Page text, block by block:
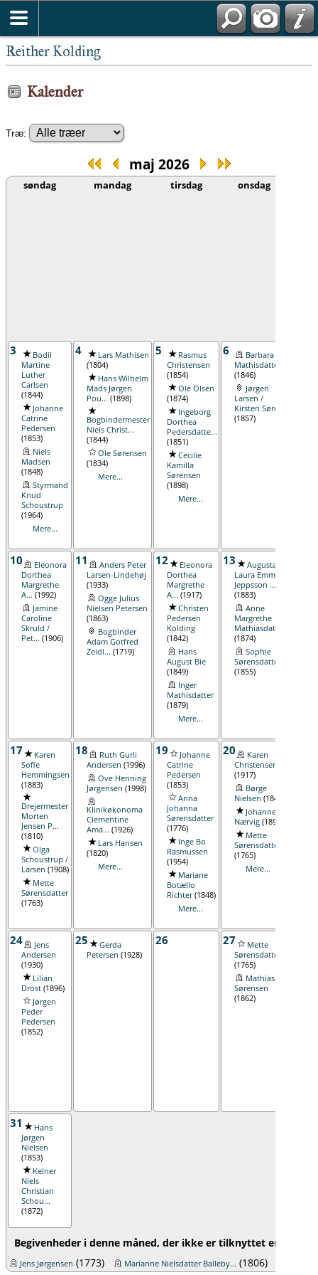
Kronborg Amtsstue, Fæsteprotokoller, 175
Reither Kolding
Kalender
Træ:
maj 2026
søndag mandag tirsdag onsdag
3
Bodil
Martine
Luther
Carlsen
(1844)
Johanne
Catrine
Pedersen
(1853)
Niels
Madsen
(1848)
Styrmand
Knud
Schoustrup
(1964)
Mere...
4
Lars Mathisen
(1804)
Hans Wilhelm
Mads Jørgen
Pou... (1898)
Bogbindermester
Niels Christ...
(1844)
Ole Sørensen
(1834)
Mere...
5
Rasmus
Christensen
(1854)
Ole Olsen
(1874)
Ingeborg
Dorthea
Pedersdatte...
(1851)
Cecilie
Kamilla
Sørensen
(1898)
Mere...
6
Barbara
Mathisdatter
(1846)
Jørgen
Larsen /
Kirsten Søre...
(1857)
10
Eleonora
Dorthea
Margrethe
A... (1992)
Jamine
Caroline
Skruld /
Pet... (1906)
11
Anders Peter
Larsen-Lindehøj
(1933)
Ogge Julius
Nielsen Petersen
(1863)
Bogbinder
Adam Gotfred
Zeidl... (1719)
12
Eleonora
Dorthea
Margrethe
A... (1917)
Christen
Pedersen
Kolding
(1842)
Hans
August Bie
(1849)
Inger
Mathisdatter
(1879)
Mere...
13
Augusta
Laura Emma
Jeppsson ...
(1883)
Anne
Margrethe
Mathiasdatter
(1874)
Sophie
Sørensdatter
(1855)
17
Karen
Sofie
Hemmingsen
(1883)
Drejermester
Morten
Jensen P...
(1810)
Olga
Schoustrup /
Larsen (1908)
Mette
Sørensdatter
(1763)
18
Ruth Gurli
Andersen (1996)
Ove Henning
Jørgensen (1998)
Klinikøkonoma
Clementine
Ama... (1926)
Lars Hansen
(1820)
Mere...
19
Johanne
Catrine
Pedersen
(1853)
Anna
Johanna
Sørensdatter
(1776)
Inge Bo
Rasmussen
(1954)
Mariane
Botællo
Richter(1848)
Mere...
20
Karen
Christensen
(1917)
Børge
Nielsen (1848)
Johanne
Nærvig (1892)
Mette
Sørensdatter
(1765)
Mere...
24
Jens
Andersen
(1930)
Lilian
Drost (1896)
Jørgen
Peder
Pedersen
(1852)
25
Gerda
Petersen (1928)
26 27
Mette
Sørensdatter
(1765)
Mathias
Sørensen
(1862)
31
Hans
Jørgen
Nielsen
(1853)
Kelner
Niels
Christian
Schou...
(1872)
Begivenheder i denne måned, der ikke er tilknyttet en
Jens Jørgensen (1773) Marianne Nielsdatter Balleby... (1806)